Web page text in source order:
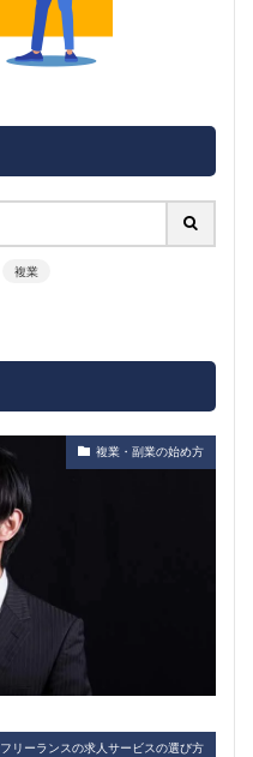
複業
複業・副業の始め方
フリーランスの求人サービスの選び方